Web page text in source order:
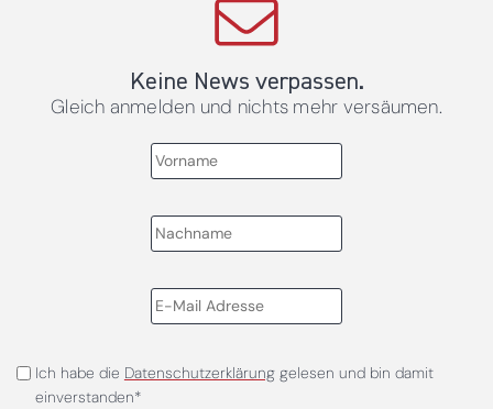
Keine News verpassen.
Gleich anmelden und nichts mehr versäumen.
Ich habe die Datenschutzerklärunggelesen und bin damit
einverstanden*